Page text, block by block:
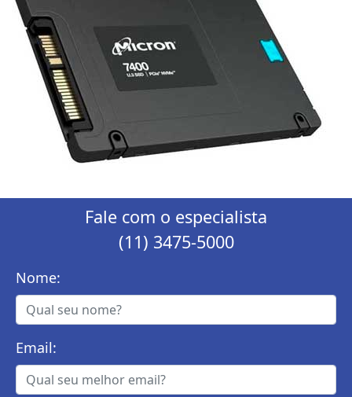
Fale com o especialista
(11) 3475-5000
Nome:
Email: